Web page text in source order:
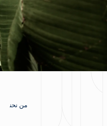
من نحن